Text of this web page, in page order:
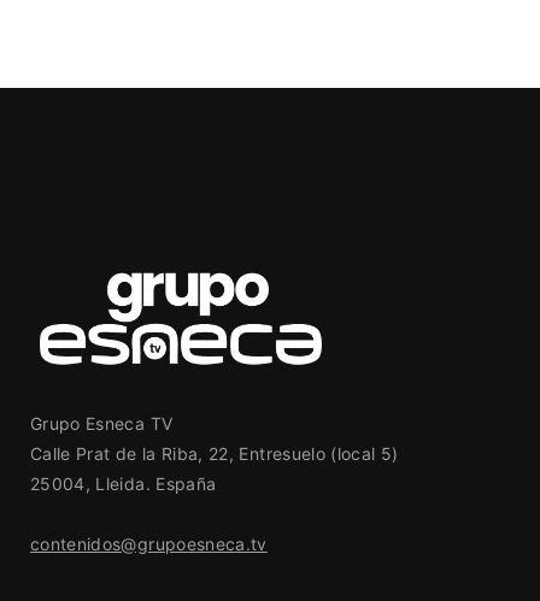
Grupo Esneca TV
Calle Prat de la Riba, 22, Entresuelo (local 5)
25004, Lleida. España
contenidos@grupoesneca.tv